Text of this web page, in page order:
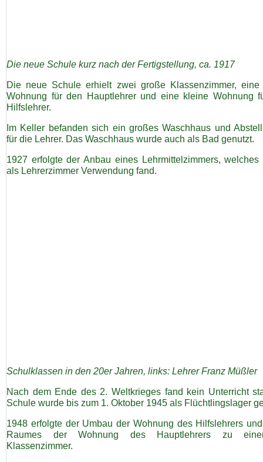
500 Jahre Marienberg 2022
Fotogalerie
Mitgliederbereich
Sponsoren
Die neue Schule kurz nach der Fertigstellung, ca. 1917
Die neue Schule erhielt zwei große Klassenzimmer, eine
Wohnung für den Hauptlehrer und eine kleine Wohnung
Hilfslehrer.
Im Keller befanden sich ein großes Waschhaus und
für die Lehrer. Das Waschhaus wurde auch als Bad genutzt.
1927 erfolgte der Anbau eines Lehrmittelzimmers, welches
als Lehrerzimmer Verwendung fand.
Schulklassen in den 20er Jahren, links: Lehrer Franz Müßler
Nach dem Ende des 2. Weltkrieges fand kein Unterricht
Schule wurde bis zum 1. Oktober 1945 als Flüchtlingslager
1948 erfolgte der Umbau der Wohnung des Hilfslehrers
Raumes der Wohnung des Hauptlehrers zu
Klassenzimmer.